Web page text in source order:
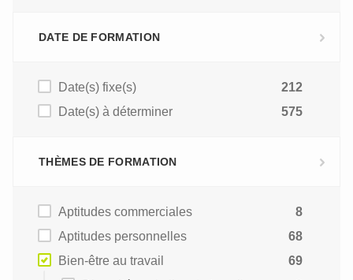
DATE DE FORMATION
Date(s) fixe(s)
212
Date(s) à déterminer
575
THÈMES DE FORMATION
Aptitudes commerciales
8
Aptitudes personnelles
68
Bien-être au travail
69